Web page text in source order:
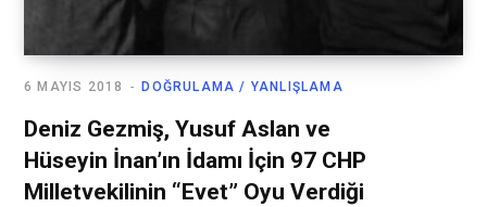
DOĞRULAMA / YANLIŞLAMA
6 MAYIS 2018
Deniz Gezmiş, Yusuf Aslan ve
Hüseyin İnan’ın İdamı İçin 97 CHP
Milletvekilinin “Evet” Oyu Verdiği